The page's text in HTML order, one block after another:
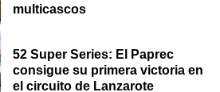
multicascos
52 Super Series: El Paprec
consigue su primera victoria en
el circuito de Lanzarote